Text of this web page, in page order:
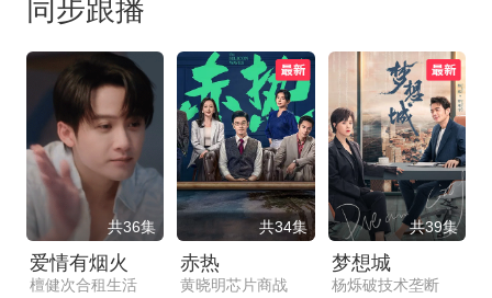
同步跟播
共36集
爱情有烟火
檀健次合租生活
共34集
赤热
黄晓明芯片商战
共39集
梦想城
杨烁破技术垄断